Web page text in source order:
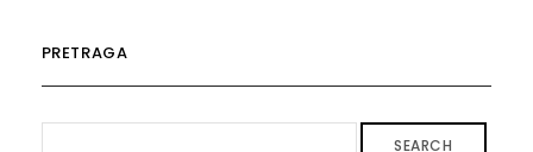
PRETRAGA
SEARCH